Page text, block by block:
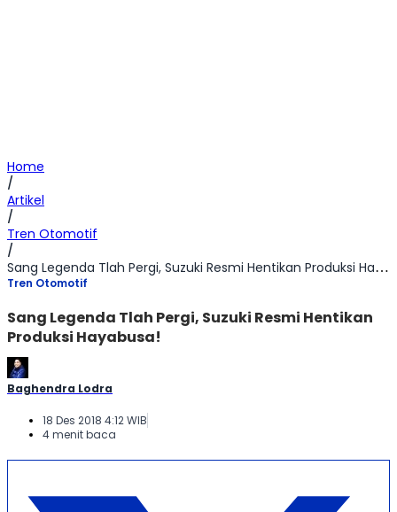
Home
/
Artikel
/
Tren Otomotif
/
Sang Legenda Tlah Pergi, Suzuki Resmi Hentikan Produksi Hayabusa!
Tren Otomotif
Sang Legenda Tlah Pergi, Suzuki Resmi Hentikan
Produksi Hayabusa!
Baghendra Lodra
18 Des 2018 4:12 WIB
4 menit baca